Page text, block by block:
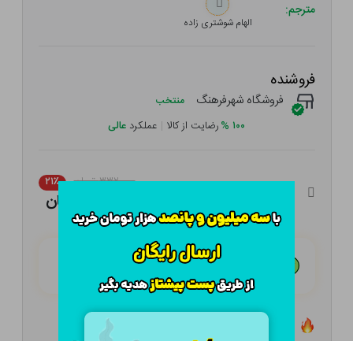
مترجم:
الهام شوشتری زاده
فروشنده
فروشگاه شهرفرهنگ منتخب
۱۰۰ %رضایت از کالا | عملکرد عالی
۳۳۲,۰۰۰ تومان ۲۱٪
هـر قسط با تــرب‌پــی:
۴ قسط مــاهـانـه؛ بـدون سـود، چـک و ضـامـن